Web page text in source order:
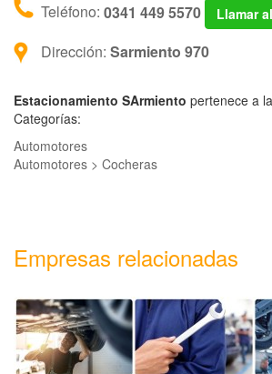
Teléfono: 0341 449 5570 Llamar
Dirección: Sarmiento 970
Estacionamiento SArmiento pertenece a
Categorías:
Automotores
Automotores > Cocheras
Empresas relacionadas